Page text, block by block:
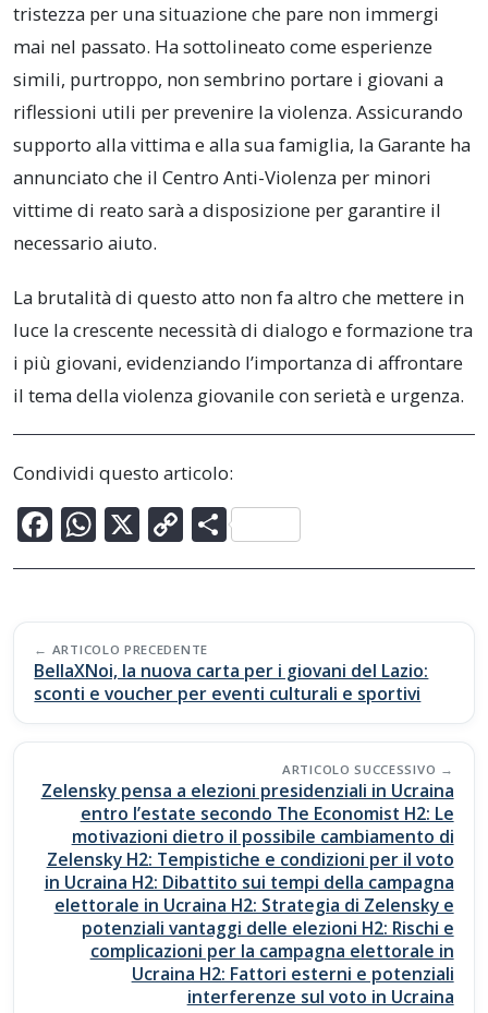
tristezza per una situazione che pare non immergi
mai nel passato. Ha sottolineato come esperienze
simili, purtroppo, non sembrino portare i giovani a
riflessioni utili per prevenire la violenza. Assicurando
supporto alla vittima e alla sua famiglia, la Garante ha
annunciato che il Centro Anti-Violenza per minori
vittime di reato sarà a disposizione per garantire il
necessario aiuto.
La brutalità di questo atto non fa altro che mettere in
luce la crescente necessità di dialogo e formazione tra
i più giovani, evidenziando l’importanza di affrontare
il tema della violenza giovanile con serietà e urgenza.
Condividi questo articolo:
F
ac
b
o
o
k
W
h
s
A
p
p
X C
o
y
Li
n
k
C
o
di
vi
di
Post
navigation
ARTICOLO PRECEDENTE
BellaXNoi, la nuova carta per i giovani del Lazio:
sconti e voucher per eventi culturali e sportivi
ARTICOLO SUCCESSIVO
Zelensky pensa a elezioni presidenziali in Ucraina
entro l’estate secondo The Economist H2: Le
motivazioni dietro il possibile cambiamento di
Zelensky H2: Tempistiche e condizioni per il voto
in Ucraina H2: Dibattito sui tempi della campagna
elettorale in Ucraina H2: Strategia di Zelensky e
potenziali vantaggi delle elezioni H2: Rischi e
complicazioni per la campagna elettorale in
Ucraina H2: Fattori esterni e potenziali
interferenze sul voto in Ucraina